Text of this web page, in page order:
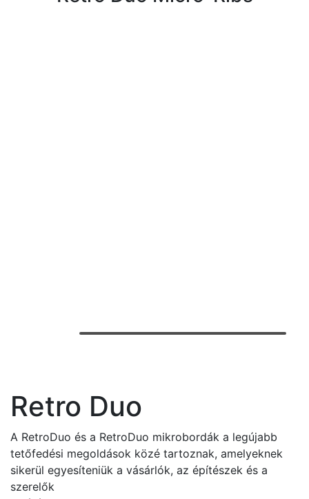
Retro Duo
A RetroDuo és a RetroDuo mikrobordák a legújabb
tetőfedési megoldások közé tartoznak, amelyeknek
sikerül egyesíteniük a vásárlók, az építészek és a
szerelők